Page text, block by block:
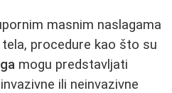
masnim naslagama
procedure kao što su
mogu predstavljati
ili neinvazivne